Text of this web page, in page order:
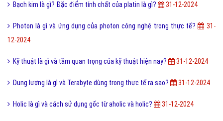
Bạch kim là gì? Đặc điểm tính chất của platin là gì? 31-12-2024
Photon là gì và ứng dụng của photon công nghệ trong thực tế?
31-
12-2024
Kỹ thuật là gì và tầm quan trọng của kỹ thuật hiện nay? 31-12-2024
Dung lượng là gì và Terabyte dùng trong thực tế ra sao? 31-12-2024
Holic là gì và cách sử dụng gốc từ aholic và holic? 31-12-2024